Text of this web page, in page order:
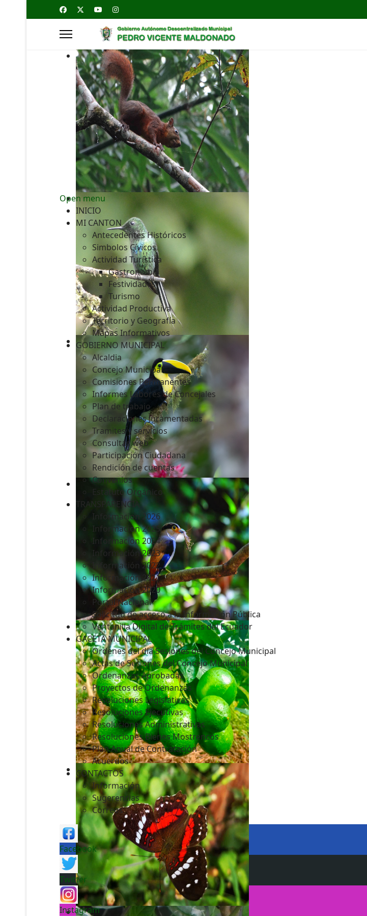
Open menu
INICIO
MI CANTON
Antecedentes Históricos
Simbolos Cívicos
Actividad Turística
Gastronomía
Festividades
Turismo
Actividad Productiva
Territorio y Geografía
Mapas Informativos
GOBIERNO MUNICIPAL
Alcaldia
Concejo Municipal
Comisiones Permanentes
Informes Labores de Concejales
Plan de trabajo
Declaraciones Juramentadas
Tramites y servicios
Consultas web
Participación Ciudadana
Rendición de cuentas
Convenios
Estatuto Orgánico
TRANSPARENCIA
Informacion 2026
Informacion 2025
Informacion 2024
Información 2023
Información 2022
Información 2021
Información 2020
Portal Nacional
Solicitud de acceso a la Información Pública
Ventanilla Digital de Trámites del Ecuador
GACETA MUNICIPAL
Ordenes del día Sesiones del Concejo Municipal
Actas de Sesiones del Concejo Municipal
Ordenanzas Aprobadas
Proyectos de Ordenanzas
Resoluciones Legislativas
Resoluciones Ejecutivas
Resoluciones Administrativas
Resoluciones Bienes Mostrencos
Plan Anual de Contratación
Acuerdos
CONTACTOS
Información
Sugerencias
Correos
Facebook
Twitter
Instagram